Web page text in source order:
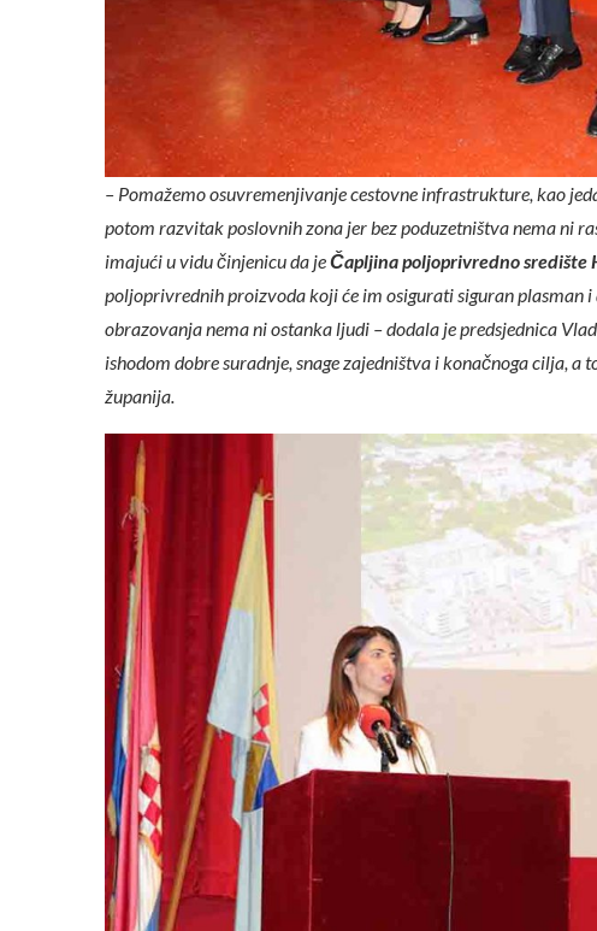
– Pomažemo osuvremenjivanje cestovne infrastrukture, kao
potom razvitak poslovnih zona jer bez poduzetništva nema ni
imajući u vidu činjenicu da jeČapljina poljoprivredno središte
poljoprivrednih proizvoda koji će im osigurati siguran plasman i
obrazovanja nema ni ostanka ljudi – dodala je predsjednica
ishodom dobre suradnje, snage zajedništva i konačnoga cilja, a
županija.